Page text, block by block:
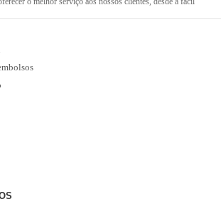
a entrega rápida de seus pedidos. Com nossa equipe de
e experiente, você pode ter certeza de que receberá suporte
de compra.
da sua compra for superior a 99 euros, oferecemos o
Não perca a oportunidade de adquirir as melhores